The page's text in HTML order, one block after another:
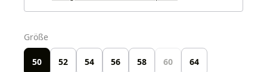
Größe
50 52 54 56 58 60 64